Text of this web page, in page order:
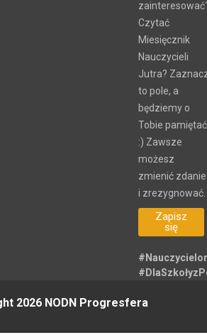
Czytać
Miesięcznik
Nauczycieli
Jutra?
to pole, a
będziemy o
Tobie pamiętać
:) Zawsze
możesz
zmienić zdanie
i zrezygnować.
Zapisz
się
2026 NODN Progresfera